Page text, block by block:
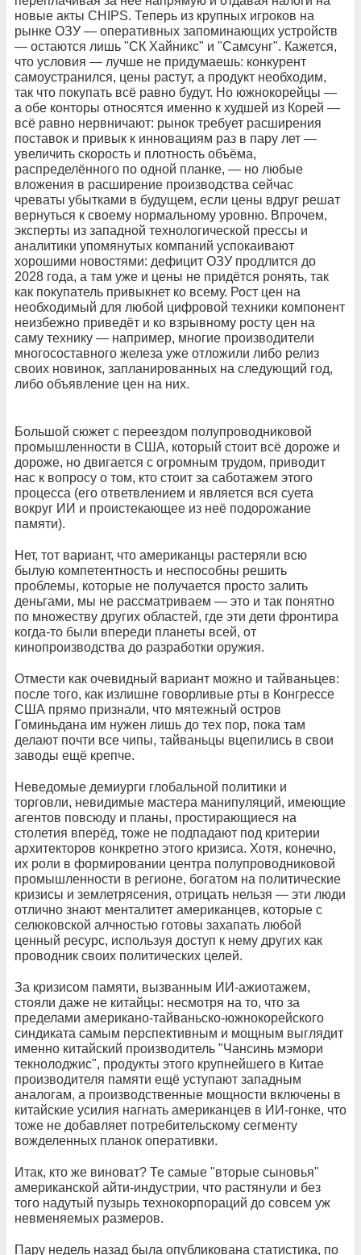
новые акты CHIPS. Теперь из крупных игроков на
рынке ОЗУ — оперативных запоминающих устройств
— остаются лишь "СК Хайникс" и "Самсунг". Кажется,
что условия — лучше не придумаешь: конкурент
самоустранился, цены растут, а продукт необходим,
так что покупать всё равно будут. Но южнокорейцы —
а обе конторы относятся именно к худшей из Корей —
всё равно нервничают: рынок требует расширения
поставок и привык к инновациям раз в пару лет —
увеличить скорость и плотность объёма,
распределённого по одной планке, — но любые
вложения в расширение производства сейчас
чреваты убытками в будущем, если цены вдруг решат
вернуться к своему нормальному уровню. Впрочем,
эксперты из западной технологической прессы и
аналитики упомянутых компаний успокаивают
хорошими новостями: дефицит ОЗУ продлится до
2028 года, а там уже и цены не придётся ронять, так
как покупатель привыкнет ко всему. Рост цен на
необходимый для любой цифровой техники компонент
неизбежно приведёт и ко взрывному росту цен на
саму технику — например, многие производители
многосоставного железа уже отложили либо релиз
своих новинок, запланированных на следующий год,
либо объявление цен на них.
Большой сюжет с переездом полупроводниковой
промышленности в США, который стоит всё дороже и
дороже, но двигается с огромным трудом, приводит
нас к вопросу о том, кто стоит за саботажем этого
процесса (его ответвлением и является вся суета
вокруг ИИ и проистекающее из неё подорожание
памяти).
Нет, тот вариант, что американцы растеряли всю
былую компетентность и неспособны решить
проблемы, которые не получается просто залить
деньгами, мы не рассматриваем — это и так понятно
по множеству других областей, где эти дети фронтира
когда-то были впереди планеты всей, от
кинопроизводства до разработки оружия.
Отмести как очевидный вариант можно и тайваньцев:
после того, как излишне говорливые рты в Конгрессе
США прямо признали, что мятежный остров
Гоминьдана им нужен лишь до тех пор, пока там
делают почти все чипы, тайваньцы вцепились в свои
заводы ещё крепче.
Неведомые демиурги глобальной политики и
торговли, невидимые мастера манипуляций, имеющие
агентов повсюду и планы, простирающиеся на
столетия вперёд, тоже не подпадают под критерии
архитекторов конкретно этого кризиса. Хотя, конечно,
их роли в формировании центра полупроводниковой
промышленности в регионе, богатом на политические
кризисы и землетрясения, отрицать нельзя — эти люди
отлично знают менталитет американцев, которые с
селюковской алчностью готовы захапать любой
ценный ресурс, используя доступ к нему других как
проводник своих политических целей.
За кризисом памяти, вызванным ИИ-ажиотажем,
стояли даже не китайцы: несмотря на то, что за
пределами американо-тайваньско-южнокорейского
синдиката самым перспективным и мощным выглядит
именно китайский производитель "Чансинь мэмори
текнолоджис", продукты этого крупнейшего в Китае
производителя памяти ещё уступают западным
аналогам, а производственные мощности включены в
китайские усилия нагнать американцев в ИИ-гонке, что
тоже не добавляет потребительскому сегменту
вожделенных планок оперативки.
Итак, кто же виноват? Те самые "вторые сыновья"
американской айти-индустрии, что растянули и без
того надутый пузырь технокорпораций до совсем уж
невменяемых размеров.
Пару недель назад была опубликована статистика, по